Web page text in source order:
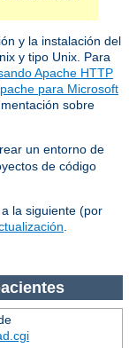
y la instalación del
y tipo Unix. Para
Apache HTTP
para Microsoft
sobre
un entorno de
de código
la siguiente (por